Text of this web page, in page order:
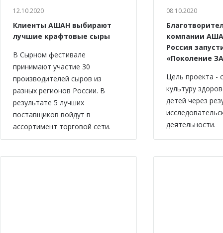
12.10.2020
Клиенты АШАН выбирают
лучшие крафтовые сыры
В Сырном фестивале
принимают участие 30
производителей сыров из
разных регионов России. В
результате 5 лучших
поставщиков войдут в
ассортимент торговой сети.
08.10.2020
компании
Россия
«Поколение
Цель проекта -
культуру
детей через
деятельности.